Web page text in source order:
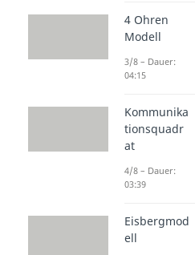
können
Schauen wir
die mit einer
werden, mal
bekannten
Auto und
Beifahrer sagt: „
4 Ohren
Modell
3/8 – Dauer:
04:15
Kommunika
tionsquadr
at
4/8 – Dauer:
03:39
Eisbergmod
ell